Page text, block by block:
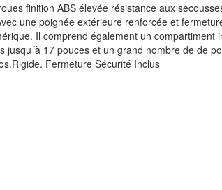
finition ABS élevée résistance aux
une poignée extérieure renforcée et
Il comprend également un compartiment
jusqu´à 17 pouces et un grand nombre de de
Fermeture Sécurité Inclus